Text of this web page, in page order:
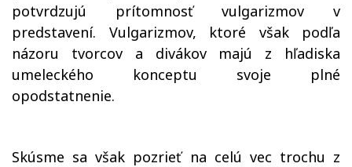
potvrdzujú prítomnosť vulgarizmov v
predstavení. Vulgarizmov, ktoré však podľa
názoru tvorcov a divákov majú z hľadiska
umeleckého konceptu svoje plné
opodstatnenie.
Skúsme sa však pozrieť na celú vec trochu z